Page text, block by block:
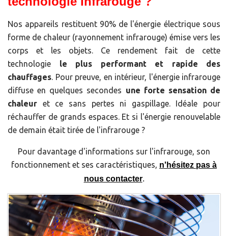
Nos appareils restituent 90% de l'énergie électrique sous
forme de chaleur (rayonnement infrarouge) émise vers les
corps et les objets. Ce rendement fait de cette
technologie le plus performant et rapide des
chauffages. Pour preuve, en intérieur, l'énergie infrarouge
diffuse en quelques secondes une forte sensation de
chaleur et ce sans pertes ni gaspillage. Idéale pour
réchauffer de grands espaces. Et si l'énergie renouvelable
de demain était tirée de l'infrarouge ?
Pour davantage d'informations sur l'infrarouge, son
fonctionnement et ses caractéristiques, n'hésitez pas à
nous contacter.